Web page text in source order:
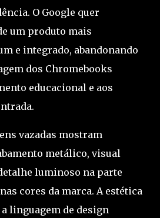
O Google quer
um produto mais
e integrado, abandonando
dos Chromebooks
educacional e aos
vazadas mostram
metálico, visual
luminoso na parte
cores da marca. A estética
linguagem de design